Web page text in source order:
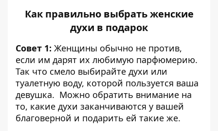
Как правильно выбратьженские
духи в подарок
Совет 1: Женщины обычно не против,
если им дарят их любимую парфюмерию.
Так что смело выбирайте духи или
туалетную воду, которой пользуется ваша
девушка. Можно обратить внимание на
то, какие духи заканчиваются у вашей
благоверной и подарить ей такие же.